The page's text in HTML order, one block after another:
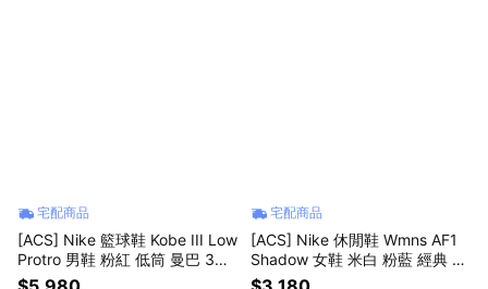
宅配商品
[ACS] Nike 籃球鞋 Kobe III Low
Protro 男鞋 粉紅 低筒 曼巴 3代
IV7127-600
宅配商品
[ACS] Nike 休閒鞋 Wmns AF1
Shadow 女鞋 米白 粉藍 經典 AF
1 基本款 DR7883-101